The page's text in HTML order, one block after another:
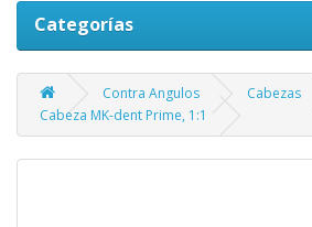
Categorías
Contra Angulos
Cabezas
Cabeza MK-dent Prime, 1:1